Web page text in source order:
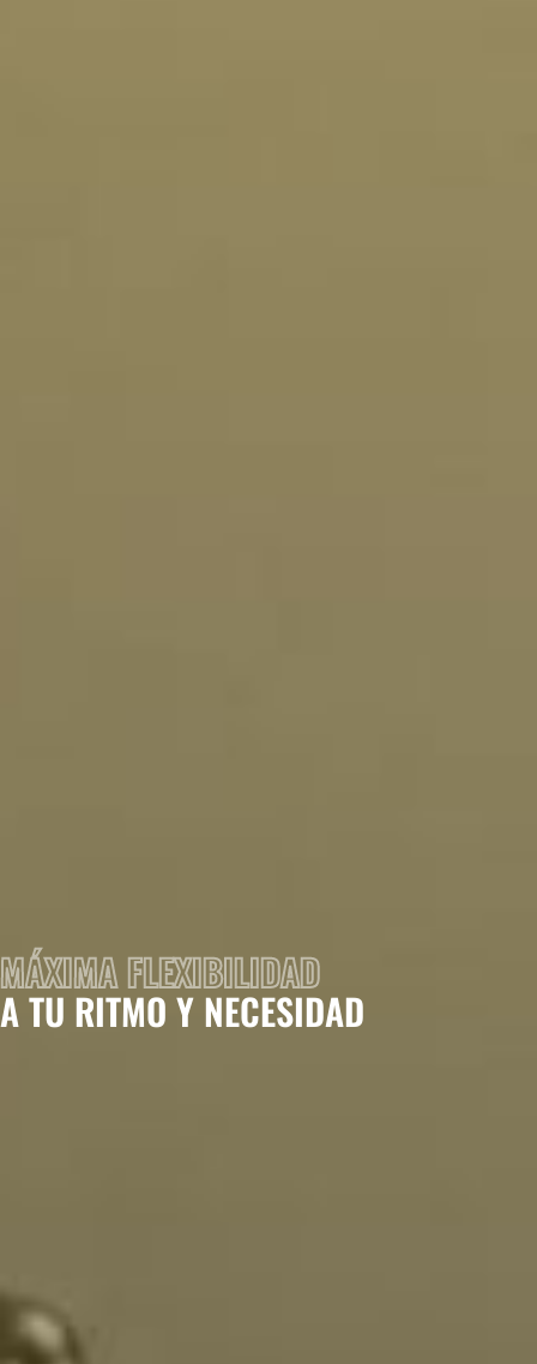
MÁXIMA FLEXIBILIDAD
A TU RITMO Y NECESIDAD